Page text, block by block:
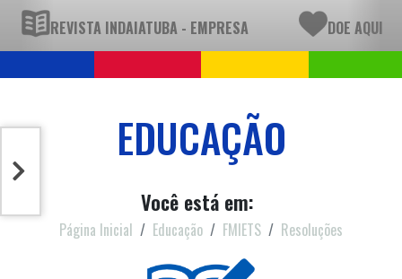
REVISTA INDAIATUBA - EMPRESA DOE AQUI
EDUCAÇÃO
Você está em:
Página Inicial Educação FMIETS Resoluções